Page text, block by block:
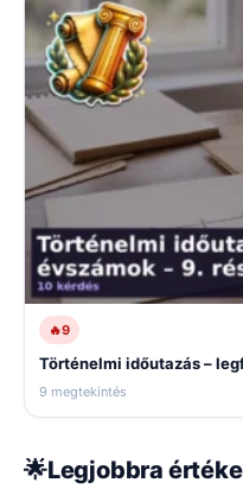
🔥9
Történelmi időutazás –
9 megtekintés
🌟Legjobbra